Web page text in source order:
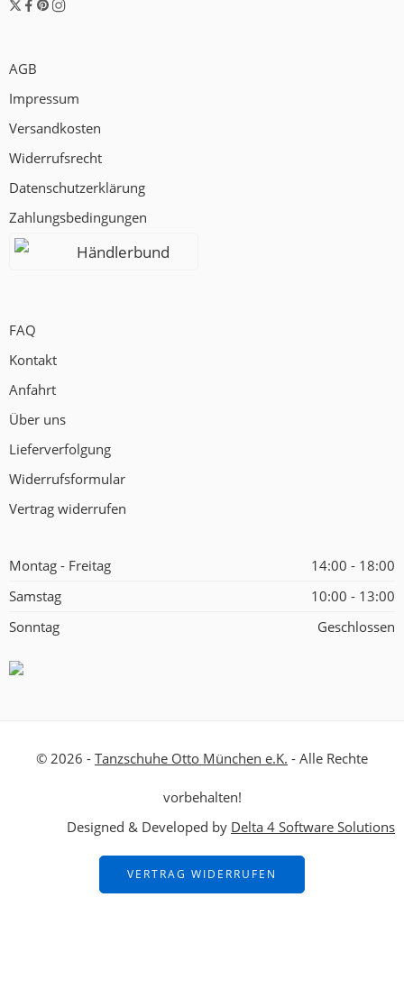
AGB
Impressum
Versandkosten
Widerrufsrecht
Datenschutzerklärung
Zahlungsbedingungen
Händlerbund
FAQ
Kontakt
Anfahrt
Über uns
Lieferverfolgung
Widerrufsformular
Vertrag widerrufen
Montag - Freitag
14:00 - 18:00
Samstag
10:00 - 13:00
Sonntag
Geschlossen
© 2026 - Tanzschuhe Otto München e.K. - Alle Rechte
vorbehalten!
Designed & Developed by Delta 4 Software Solutions
VERTRAG WIDERRUFEN